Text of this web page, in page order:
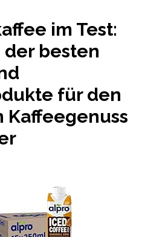
im Test:
besten
für den